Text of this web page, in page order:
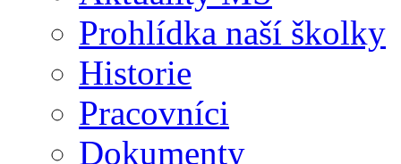
Prohlídka naší školky
Historie
Pracovníci
Dokumenty